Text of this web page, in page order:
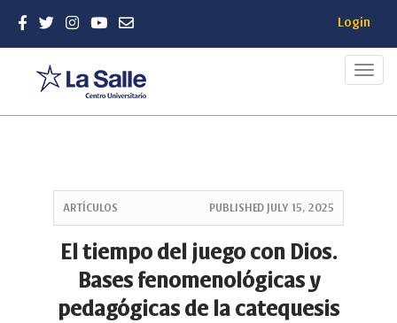
Navigation
Main
Login
ARTÍCULOS PUBLISHED JULY 15, 2025
El tiempo del juego con Dios.
Bases fenomenológicas y
pedagógicas de la catequesis